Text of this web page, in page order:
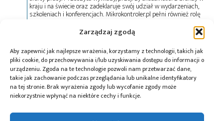
Zarządzaj zgodą
Aby zapewnić jak najlepsze wrażenia, korzystamy z technologii, takich jak
pliki cookie, do przechowywania i/lub uzyskiwania dostępu do informacji o
urządzeniu. Zgoda na te technologie pozwoli nam przetwarzać dane,
takie jak zachowanie podczas przeglądania lub unikalne identyfikatory
na tej stronie. Brak wyrażenia zgody lub wycofanie zgody może
niekorzystnie wpłynąć na niektóre cechy i funkcje.
kraju i na świecie oraz zadeklaruje swój udział w wydarzeniach,
szkoleniach i konferencjach. Mikrokontroler.pl pełni również rolę
patrona medialnego imprez targowych, konkursów, hackathonów
i seminariów. Zapraszamy do współpracy!
Tagi:Astronika,Centrum Badań Kosmicznych PAN,
ExoMars,łazik Rosalind Franklin,Łukasiewicz -
Instytut Lotnictwa,Politechnika Warszawska,polski
sektor kosmiczny,wysięgnik anteny komunikacyjnej